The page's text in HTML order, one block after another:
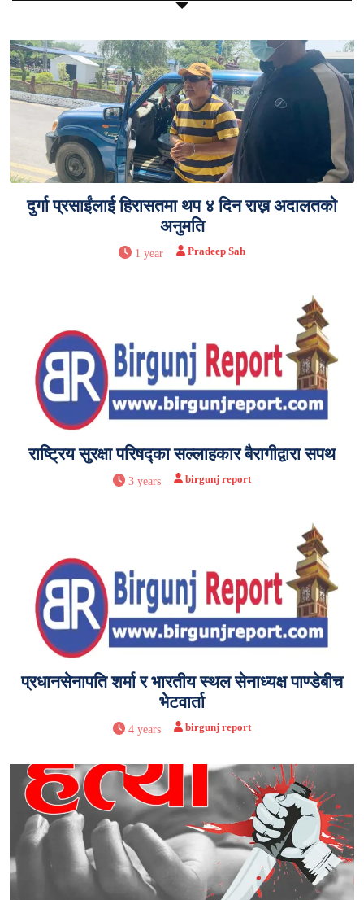
दुर्गा प्रसाईंलाई हिरासतमा थप ४ दिन राख्न अदालतको
अनुमति
1 year Pradeep Sah
राष्ट्रिय सुरक्षा परिषद्का सल्लाहकार बैरागीद्वारा सपथ
3 years birgunj report
प्रधानसेनापति शर्मा र भारतीय स्थल सेनाध्यक्ष पाण्डेबीच
भेटवार्ता
4 years birgunj report